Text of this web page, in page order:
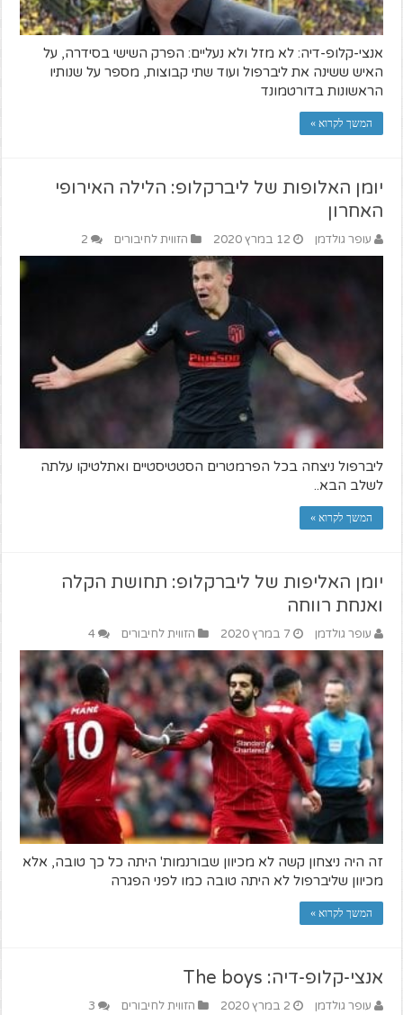
אנצי-קלופ-דיה: לא מזל ולא נעליים: הפרק השישי בסידרה, על
האיש ששינה את ליברפול ועוד שתי קבוצות, מספר על שנותיו
הראשונות בדורטמונד
המשך לקרוא »
יומן האלופות של ליברקלופ: הלילה האירופי
האחרון
עופר גולדמן 12 במרץ 2020 הזווית לחיבורים 2
ליברפול ניצחה בכל הפרמטרים הסטטיסטיים ואתלטיקו עלתה
לשלב הבא..
המשך לקרוא »
יומן האליפות של ליברקלופ: תחושת הקלה
ואנחת רווחה
עופר גולדמן 7 במרץ 2020 הזווית לחיבורים 4
זה היה ניצחון קשה לא מכיוון שבורנמות' היתה כל כך טובה, אלא
מכיוון שליברפול לא היתה טובה כמו לפני הפגרה
המשך לקרוא »
אנצי-קלופ-דיה: The boys
עופר גולדמן 2 במרץ 2020 הזווית לחיבורים 3